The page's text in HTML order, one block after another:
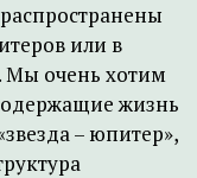
или в
Мы очень хотим
жизнь
– юпитер»,